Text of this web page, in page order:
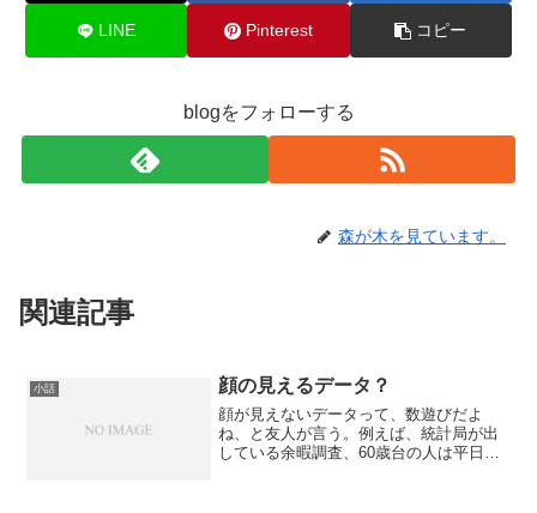
LINE Pinterest コピー
blogをフォローする
森が木を見ています。
関連記事
小話 顔の見えるデータ？
顔が見えないデータって、数遊びだよ
ね、と友人が言う。例えば、統計局が出
している余暇調査、60歳台の人は平日も